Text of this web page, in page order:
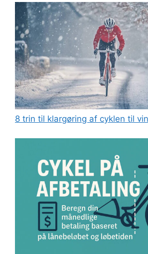
8 trin til klargøring af cyklen til